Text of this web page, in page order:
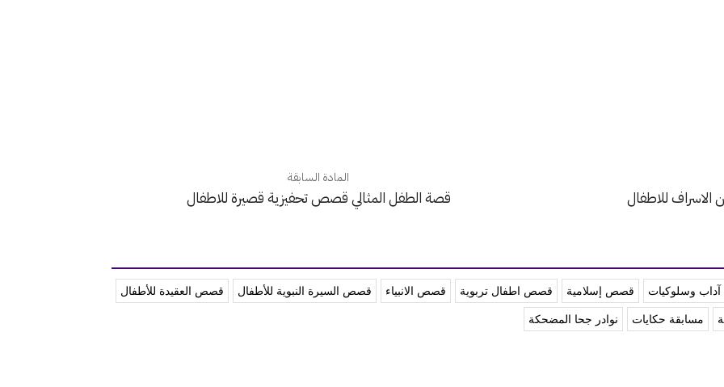
المادة السابقة
قصة الطفل المثالي قصص تحفيزية قصيرة للاطفال للاطفال
وسلوكيات قصص إسلامية قصص اطفال تربوية قصص الانبياء قصص السيرة النبوية للأطفال قصص العقيدة للأطفال
مسابقة حكايات نوادر جحا المضحكة